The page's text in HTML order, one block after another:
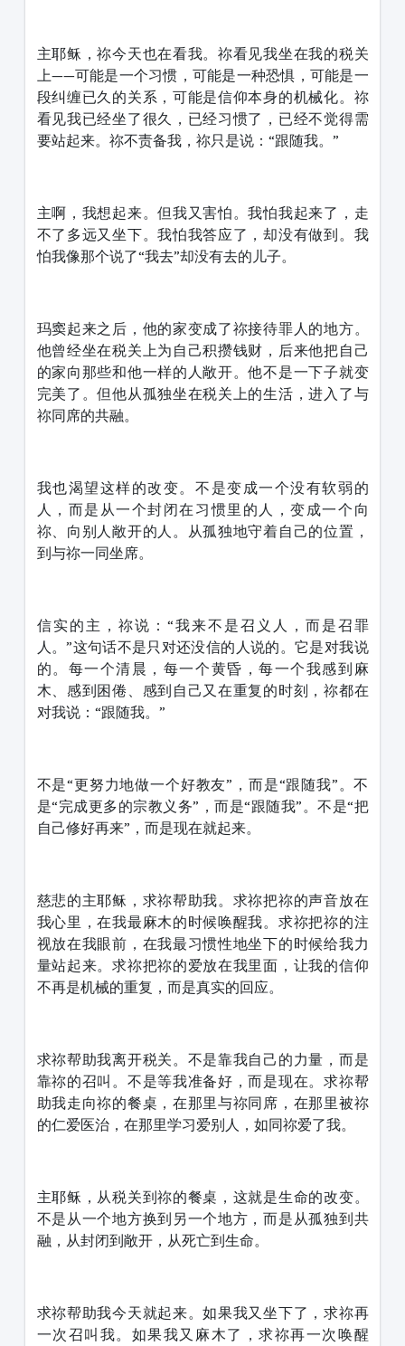
主耶稣，祢今天也在看我。祢看见我坐在我的税关
上——可能是一个习惯，可能是一种恐惧，可能是一
段纠缠已久的关系，可能是信仰本身的机械化。祢
看见我已经坐了很久，已经习惯了，已经不觉得需
要站起来。祢不责备我，祢只是说：“跟随我。”
主啊，我想起来。但我又害怕。我怕我起来了，走
不了多远又坐下。我怕我答应了，却没有做到。我
怕我像那个说了“我去”却没有去的儿子。
玛窦起来之后，他的家变成了祢接待罪人的地方。
他曾经坐在税关上为自己积攒钱财，后来他把自己
的家向那些和他一样的人敞开。他不是一下子就变
完美了。但他从孤独坐在税关上的生活，进入了与
祢同席的共融。
我也渴望这样的改变。不是变成一个没有软弱的
人，而是从一个封闭在习惯里的人，变成一个向
祢、向别人敞开的人。从孤独地守着自己的位置，
到与祢一同坐席。
信实的主，祢说：“我来不是召义人，而是召罪
人。”这句话不是只对还没信的人说的。它是对我说
的。每一个清晨，每一个黄昏，每一个我感到麻
木、感到困倦、感到自己又在重复的时刻，祢都在
对我说：“跟随我。”
不是“更努力地做一个好教友”，而是“跟随我”。不
是“完成更多的宗教义务”，而是“跟随我”。不是“把
自己修好再来”，而是现在就起来。
慈悲的主耶稣，求祢帮助我。求祢把祢的声音放在
我心里，在我最麻木的时候唤醒我。求祢把祢的注
视放在我眼前，在我最习惯性地坐下的时候给我力
量站起来。求祢把祢的爱放在我里面，让我的信仰
不再是机械的重复，而是真实的回应。
求祢帮助我离开税关。不是靠我自己的力量，而是
靠祢的召叫。不是等我准备好，而是现在。求祢帮
助我走向祢的餐桌，在那里与祢同席，在那里被祢
的仁爱医治，在那里学习爱别人，如同祢爱了我。
主耶稣，从税关到祢的餐桌，这就是生命的改变。
不是从一个地方换到另一个地方，而是从孤独到共
融，从封闭到敞开，从死亡到生命。
求祢帮助我今天就起来。如果我又坐下了，求祢再
一次召叫我。如果我又麻木了，求祢再一次唤醒